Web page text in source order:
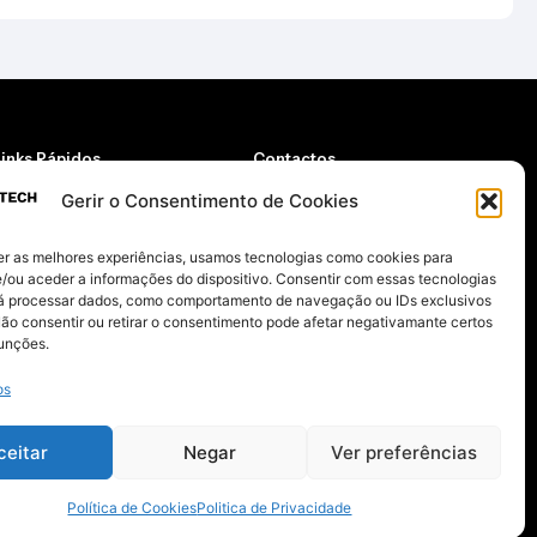
Gerir o Consentimento de Cookies
as melhores experiências, usamos tecnologias como cookies para
ou aceder a informações do dispositivo. Consentir com essas tecnologias
processar dados, como comportamento de navegação ou IDs exclusivos
consentir ou retirar o consentimento pode afetar negativamante certos
Negar Ver preferências
Política de CookiesPolitica de Privacidade
Rápidos
Entrar
Conta
resolução
Contactos
geral@taketech.pt
(+351) 962 673 870*
*chamada para rede móvel nacional
Temos também disponível um formulário
de contacto